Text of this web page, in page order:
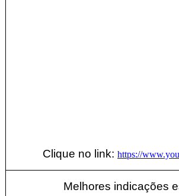
Clique no link: https://
Melhores indicações